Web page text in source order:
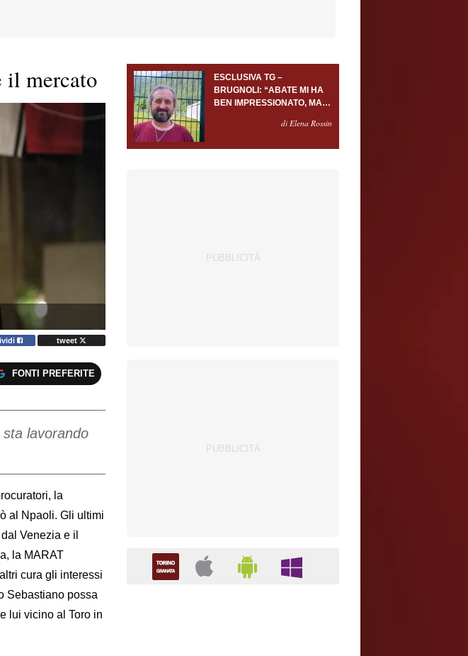
il mercato
tweet
FONTI PREFERITE
lavorando
la
al Npaoli. Gli ultimi
Venezia e il
la MARAT
cura gli interessi
Sebastiano possa
lui vicino al Toro in
ESCLUSIVA TG –
BRUGNOLI: “ABATE MI HA
BEN IMPRESSIONATO, MA
PORTIERE SERVONOdi Elena Rossin